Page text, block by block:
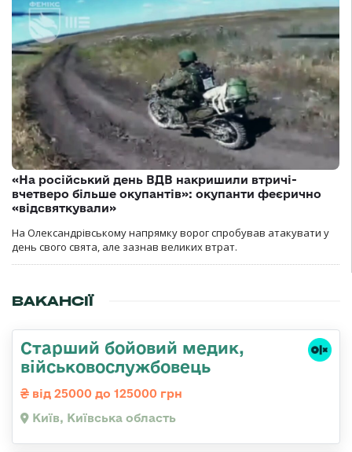
«На російський день ВДВ накришили втричі-
вчетверо більше окупантів»: окупанти феєрично
«відсвяткували»
На Олександрівському напрямку ворог спробував атакувати у
день свого свята, але зазнав великих втрат.
ВАКАНСІЇ
Старший бойовий медик,
військовослужбовець
від 25000 до 125000 грн
Київ, Київська область